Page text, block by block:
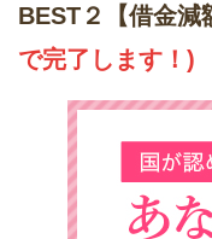
BEST２【借金減
で完了します！)